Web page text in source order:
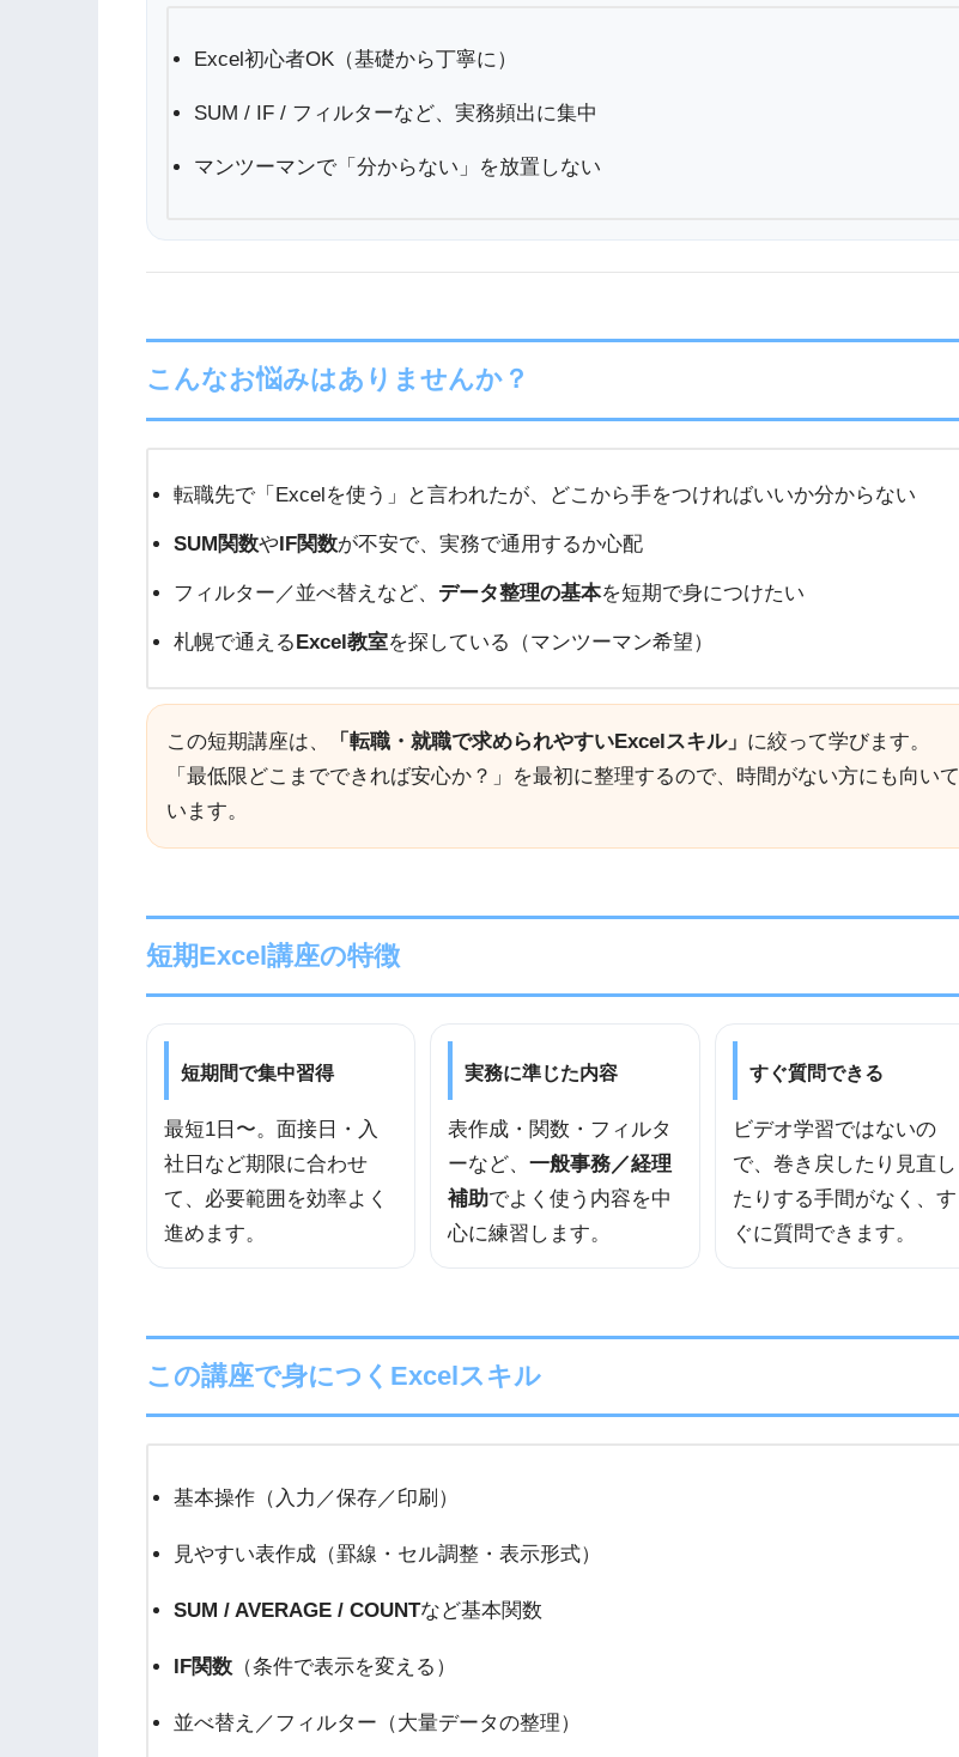
Excel初心者OK（基礎から丁寧に）
SUM / IF / フィルターなど、実務頻出に集中
マンツーマンで「分からない」を放置しない
こんなお悩みはありませんか？
転職先で「Excelを使う」と言われたが、どこから手をつければいいか分からない
SUM関数やIF関数が不安で、実務で通用するか心配
フィルター／並べ替えなど、 データ整理の基本を短期で身につけたい
札幌で通えるExcel教室を探している（マンツーマン希望）
この短期講座は、 「転職・就職で求められやすいExcelスキル」 に絞って学びます。
「最低限どこまでできれば安心か？」を最初に整理するので、時間がない方にも向いて
います。
短期Excel講座の特徴
短期間で集中習得
最短1日〜。面接日・入
社日など期限に合わせ
て、必要範囲を効率よく
進めます。
実務に準じた内容
表作成・関数・フィルタ
ーなど、一般事務／経理
補助でよく使う内容を中
心に練習します。
すぐ質問できる
ビデオ学習ではないの
で、巻き戻したり見直し
たりする手間がなく、す
ぐに質問できます。
この講座で身につくExcelスキル
基本操作（入力／保存／印刷）
見やすい表作成（罫線・セル調整・表示形式）
SUM / AVERAGE / COUNTなど基本関数
IF関数（条件で表示を変える）
並べ替え／フィルター（大量データの整理）